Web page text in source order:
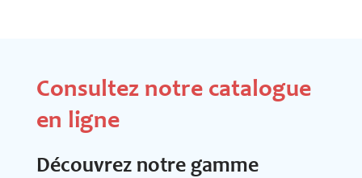
Consultez notre catalogue
en ligne
Découvrez notre gamme